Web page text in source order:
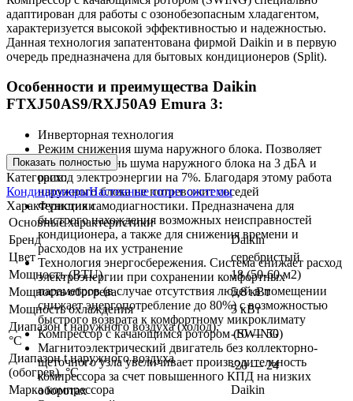
адаптирован для работы с озонобезопасным хладагентом,
характеризуется высокой эффективностью и надежностью.
Данная технология запатентована фирмой Daikin и в первую
очередь предназначена для бытовых кондиционеров (Split).
Особенности и преимущества Daikin
FTXJ50AS9/RXJ50A9 Emura 3:
Инверторная технология
Режим снижения шума наружного блока. Позволяет
снизить уровень шума наружного блока на 3 дБА и
расход электроэнергии на 7%. Благодаря этому работа
наружного блока не потревожит соседей
Функция самодиагностики. Предназначена для
быстрого нахождения возможных неисправностей
кондиционера, а также для снижения времени и
расходов на их устранение
Технология энергосбережения. Система снижает расход
электроэнергии при сохранении комфортных
параметров (в случае отсутствия людей в помещении
снижает энергопотребление до 80%) с возможностью
быстрого возврата к комфортному микроклимату
Компрессор с качающимся ротором (SWING)
Магнитоэлектрический двигатель без коллекторно-
щеточного узла увеличивает производительность
компрессора за счет повышенного КПД на низких
оборотах
Показать полностью
Категории:
КондиционерыНастенные сплит системы
Характеристики
Основные характеристики
Бренд
Daikin
Цвет
серебристый
Мощность (BTU)
18 (50-60 м2)
Мощность обогрева
5,8 кВт
Мощность охлаждения
5 кВт
Диапазон t наружного воздуха (холод),
°C
-10 — 50
Диапазон t наружного воздуха
(обогрев), °C
-20 — 24
Марка компрессора
Daikin